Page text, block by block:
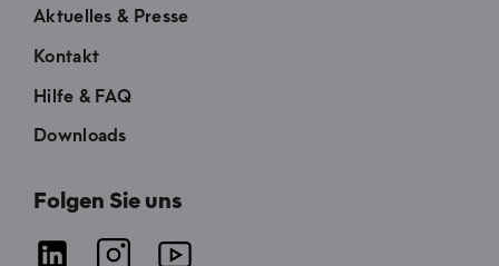
Aktuelles & Presse
Kontakt
Hilfe & FAQ
Downloads
Folgen Sie uns